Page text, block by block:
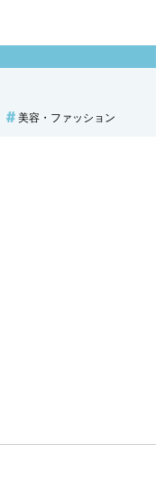
美容・ファッション